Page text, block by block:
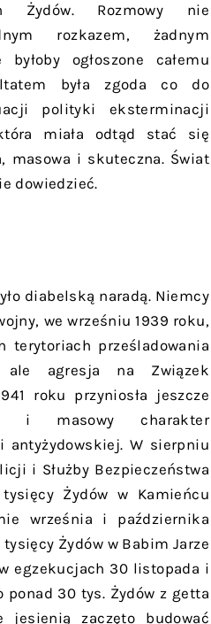
Żydów. Rozmowy nie
rozkazem, żadnym
ogłoszone całemu
była zgoda co do
polityki eksterminacji
miała odtąd stać się
masowa i skuteczna. Świat
dowiedzieć.
diabelską naradą. Niemcy
we wrześniu 1939 roku,
terytoriach prześladowania
ale agresja na Związek
roku przyniosła jeszcze
i masowy charakter
antyżydowskiej. W sierpniu
i Służby Bezpieczeństwa
Żydów w Kamieńcu
września i października
Żydów w Babim Jarze
egzekucjach 30 listopada i
ponad 30 tys. Żydów z getta
jesienią zaczęto budować